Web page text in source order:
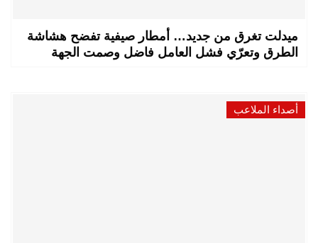
ميدلت تغرق من جديد… أمطار صيفية تفضح هشاشة
الطرق وتعرّي فشل العامل فاضل وصمت الجهة
أصداء الملاعب